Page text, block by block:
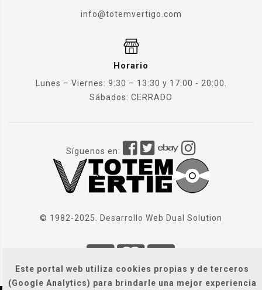
Este portal web utiliza cookies propias y de terceros
(Google Analytics) para brindarle una mejor experiencia
info@totemvertigo.com
Horario
Lunes – Viernes: 9:30 – 13:30 y 17:00 - 20:00.
Sábados: CERRADO
Síguenos en:
© 1982-2025. Desarrollo Web Dual Solution